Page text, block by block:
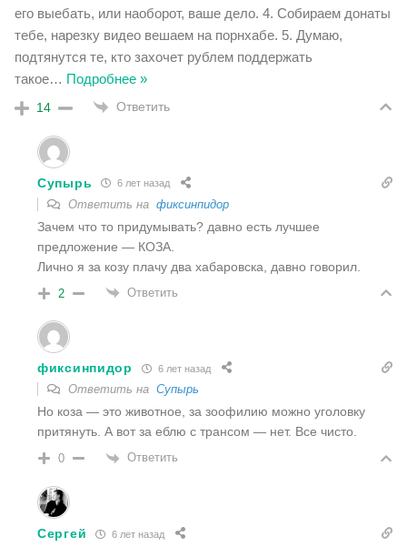
его выебать, или наоборот, ваше дело. 4. Собираем донаты
тебе, нарезку видео вешаем на порнхабе. 5. Думаю,
подтянутся те, кто захочет рублем поддержать
такое… Подробнее »
14 Ответить
Супырь 6 лет назад
Ответить на фиксинпидор
Зачем что то придумывать? давно есть лучшее
предложение — КОЗА.
Лично я за козу плачу два хабаровска, давно говорил.
2 Ответить
фиксинпидор 6 лет назад
Ответить на Супырь
Но коза — это животное, за зоофилию можно уголовку
притянуть. А вот за еблю с трансом — нет. Все чисто.
0 Ответить
Сергей 6 лет назад